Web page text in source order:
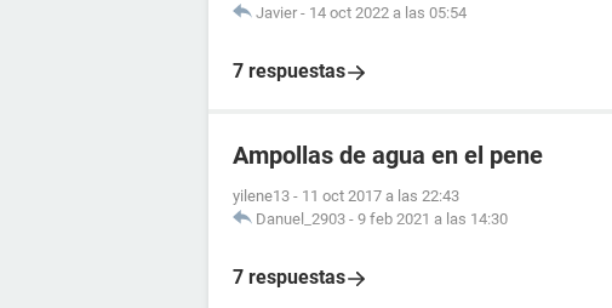
Javier - 14 oct 2022 a las 05:54
7 respuestas
Ampollas de agua en el pene
yilene13 - 11 oct 2017 a las 22:43
Danuel_2903 - 9 feb 2021 a las 14:30
7 respuestas